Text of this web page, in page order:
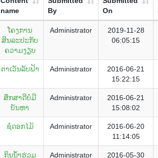
name
By
On
ໂຄງການ
ສິນລະປະກັບ
ຄວາມງຽບ
Administrator
2019-11-28
06:05:15
ຕາເວັນລັບຟ້າ Administrator
2016-06-21
15:22:15
ສຶກສາດີບໍ່ມີ
ບັນຫາ
Administrator
2016-06-21
15:08:02
ຊໍ່ດອກໄມ້ Administrator
2016-06-20
11:14:05
ກິນນ້ຳຮ່ວມ
Administrator
2016-05-30